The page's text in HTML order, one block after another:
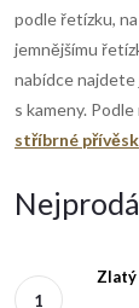
podle řetízku,
jemnějšímu
nabídce najdete
s kameny.
stříbrné
Zlatý